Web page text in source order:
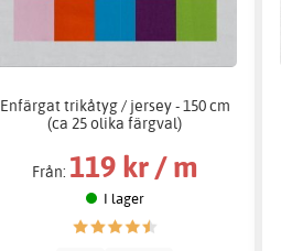
Enfärgat trikåtyg / jersey - 150 cm
(ca 25 olika färgval)
Från: 119 kr / m
I lager